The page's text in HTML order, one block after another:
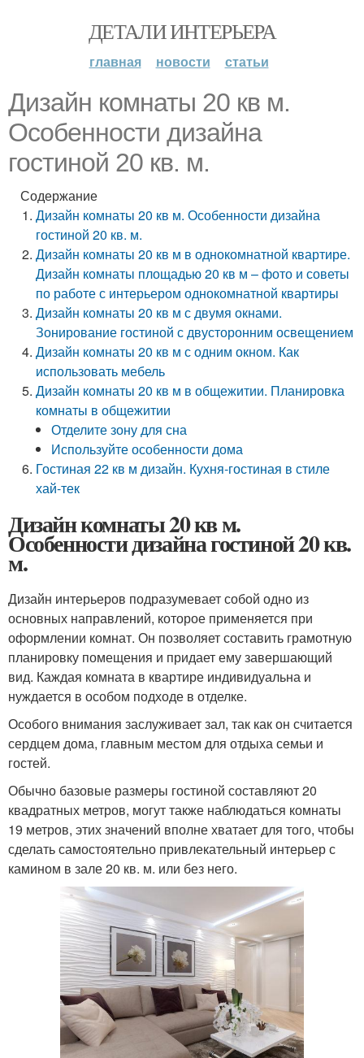
ДЕТАЛИ ИНТЕРЬЕРА
главная новости статьи
Дизайн комнаты 20 кв м.
Особенности дизайна
гостиной 20 кв. м.
Содержание
Дизайн комнаты 20 кв м. Особенности дизайна
гостиной 20 кв. м.
Дизайн комнаты 20 кв м в однокомнатной квартире.
Дизайн комнаты площадью 20 кв м – фото и советы
по работе с интерьером однокомнатной квартиры
Дизайн комнаты 20 кв м с двумя окнами.
Зонирование гостиной с двусторонним освещением
Дизайн комнаты 20 кв м с одним окном. Как
использовать мебель
Дизайн комнаты 20 кв м в общежитии. Планировка
комнаты в общежитии
Отделите зону для сна
Используйте особенности дома
Гостиная 22 кв м дизайн. Кухня-гостиная в стиле
хай-тек
Дизайн комнаты 20 кв м.
Особенности дизайна гостиной 20 кв.
м.
Дизайн интерьеров подразумевает собой одно из
основных направлений, которое применяется при
оформлении комнат. Он позволяет составить грамотную
планировку помещения и придает ему завершающий
вид. Каждая комната в квартире индивидуальна и
нуждается в особом подходе в отделке.
Особого внимания заслуживает зал, так как он считается
сердцем дома, главным местом для отдыха семьи и
гостей.
Обычно базовые размеры гостиной составляют 20
квадратных метров, могут также наблюдаться комнаты
19 метров, этих значений вполне хватает для того, чтобы
сделать самостоятельно привлекательный интерьер с
камином в зале 20 кв. м. или без него.